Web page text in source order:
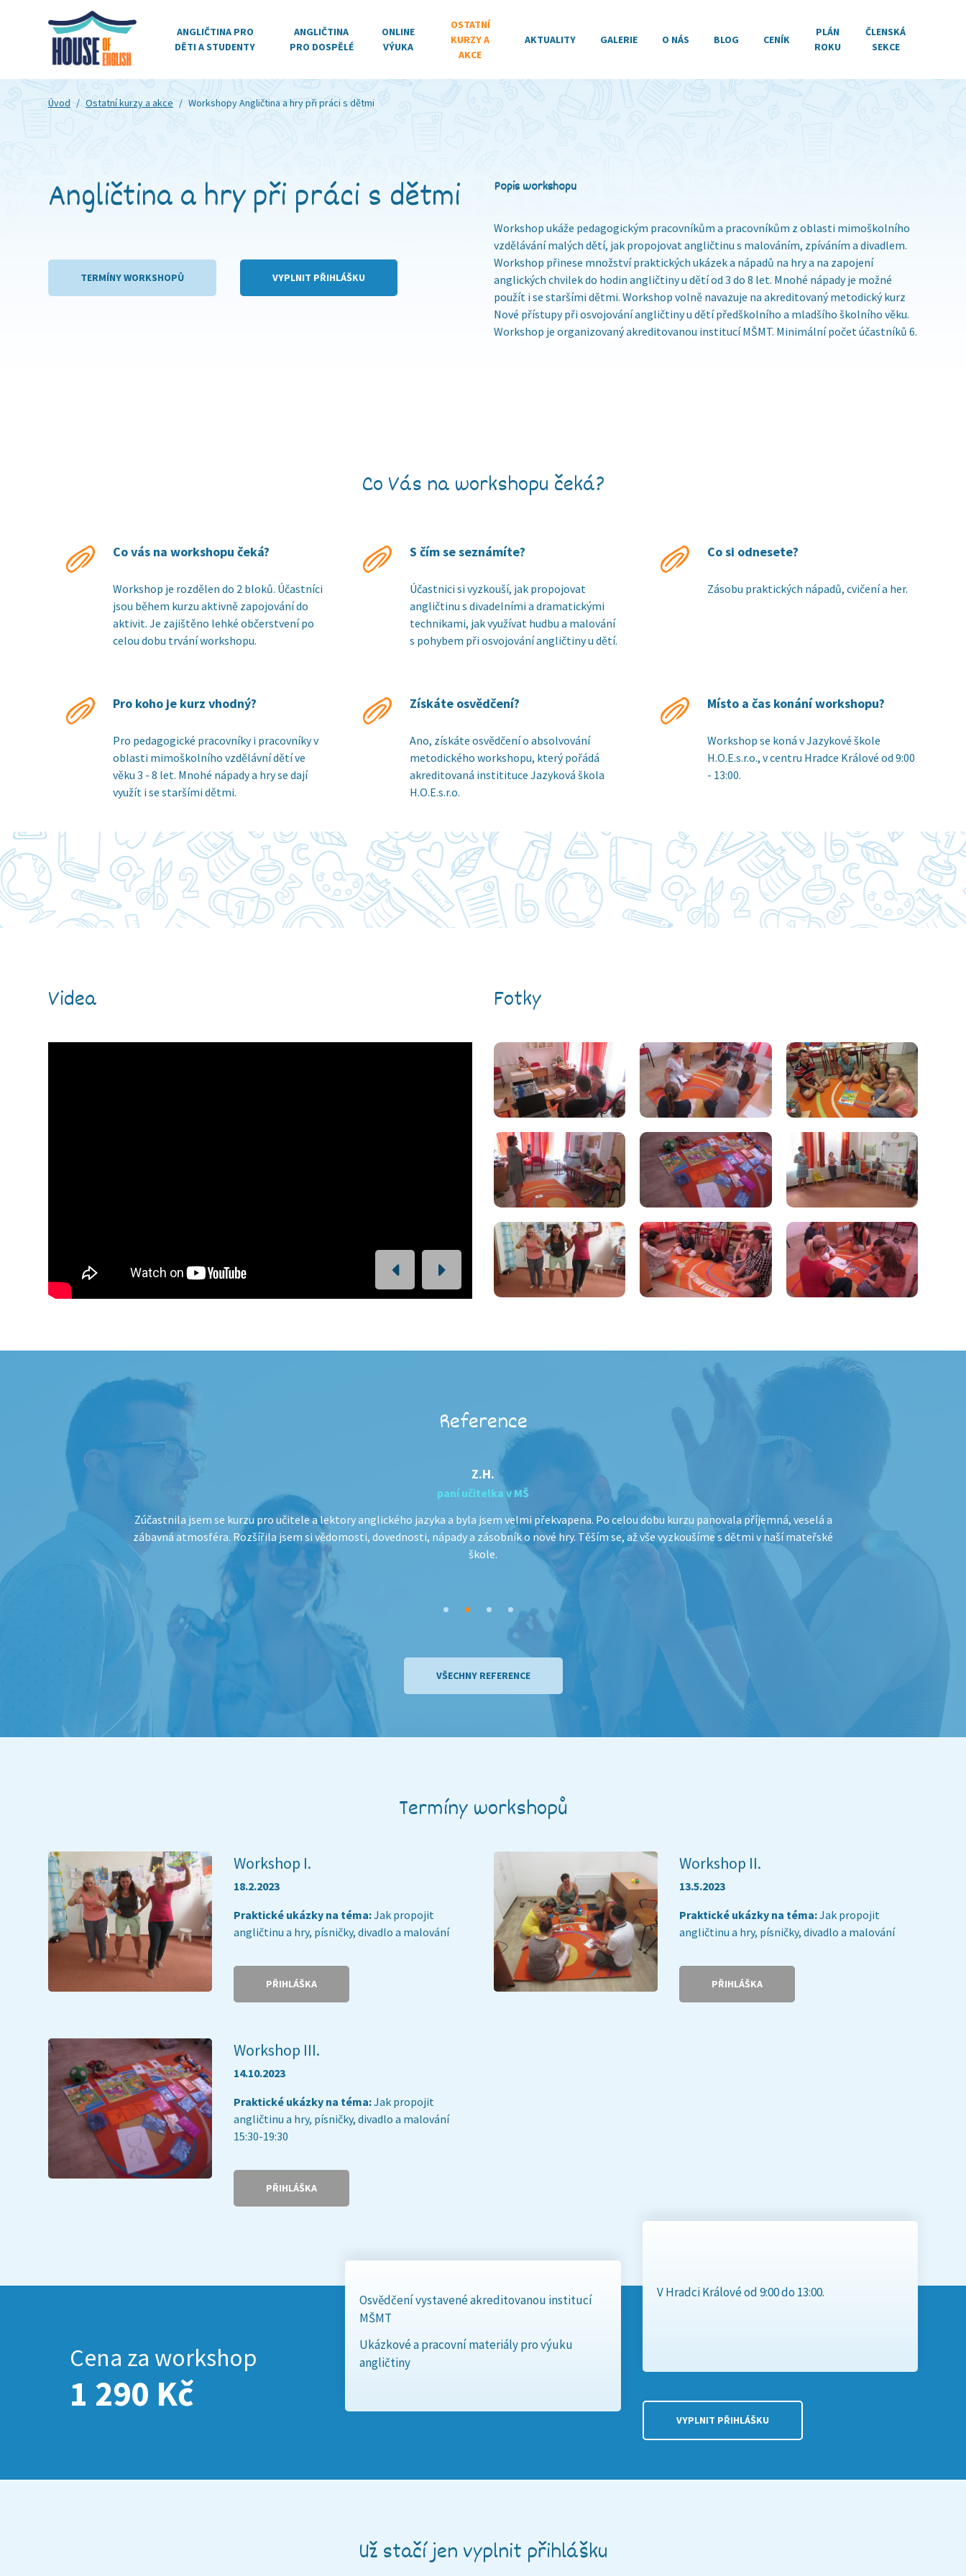
ANGLIČTINA PRO
DĚTI A STUDENTY
ANGLIČTINA
PRO DOSPĚLÉ
ONLINE
VÝUKA
OSTATNÍ
KURZY A
AKCE
AKTUALITY GALERIE O NÁS BLOG CENÍK
PLÁN
ROKU
ČLENSKÁ
SEKCE
Úvod / Ostatní kurzy a akce / WorkshopyAngličtina a hry při práci s dětmi
Angličtina a hry při práci s dětmi
TERMÍNY WORKSHOPŮ VYPLNIT PŘIHLÁŠKU
Popis workshopu
Workshop ukáže pedagogickým pracovníkům a pracovníkům z oblasti mimoškolního
vzdělávání malých dětí, jak propojovat angličtinu s malováním, zpíváním a divadlem.
Workshop přinese množství praktických ukázek a nápadů na hry a na zapojení
anglických chvilek do hodin angličtiny u dětí od 3 do 8 let. Mnohé nápady je možné
použít i se staršími dětmi. Workshop volně navazuje na akreditovaný metodický kurz
Nové přístupy při osvojování angličtiny u dětí předškolního a mladšího školního věku.
Workshop je organizovaný akreditovanou institucí MŠMT. Minimální počet účastníků 6.
Co Vás na workshopu čeká?
Co vás na workshopu čeká?
Workshop je rozdělen do 2 bloků. Účastníci
jsou během kurzu aktivně zapojování do
aktivit. Je zajištěno lehké občerstvení po
celou dobu trvání workshopu.
S čím se seznámíte?
Účastnici si vyzkouší, jak propojovat
angličtinu s divadelními a dramatickými
technikami, jak využívat hudbu a malování
s pohybem při osvojování angličtiny u dětí.
Co si odnesete?
Zásobu praktických nápadů, cvičení a her.
Pro koho je kurz vhodný?
Pro pedagogické pracovníky i pracovníky v
oblasti mimoškolního vzdělávní dětí ve
věku 3 - 8 let. Mnohé nápady a hry se dají
využít i se staršími dětmi.
Získáte osvědčení?
Ano, získáte osvědčení o absolvování
metodického workshopu, který pořádá
akreditovaná institituce Jazyková škola
H.O.E.s.r.o.
Místo a čas konání workshopu?
Workshop se koná v Jazykové škole
H.O.E.s.r.o., v centru Hradce Králové od 9:00
- 13:00.
Videa
PREVIOUS NEXT
Fotky
Reference
mi pomohlo vidět
činností.
Z.H.
paní učitelka v MŠ
Zúčastnila jsem se kurzu pro učitele a lektory anglického jazyka a byla jsem velmi překvapena. Po celou dobu kurzu panovala příjemná, veselá a
zábavná atmosféra. Rozšířila jsem si vědomosti, dovednosti, nápady a zásobník o nové hry. Těším se, až vše vyzkoušíme s dětmi v naší mateřské
škole.
zábavně pracovat, a
VŠECHNY REFERENCE
Termíny workshopů
Workshop I.
18.2.2023
Praktické ukázky na téma:Jak propojit
angličtinu a hry, písničky, divadlo a malování
PŘIHLÁŠKA
Workshop II.
13.5.2023
Praktické ukázky na téma:Jak propojit
angličtinu a hry, písničky, divadlo a malování
PŘIHLÁŠKA
Workshop III.
14.10.2023
Praktické ukázky na téma:Jak propojit
angličtinu a hry, písničky, divadlo a malování
15:30-19:30
PŘIHLÁŠKA
Cena za workshop
1 290 Kč
Osvědčení vystavené akreditovanou institucí
MŠMT
Ukázkové a pracovní materiály pro výuku
angličtiny
V Hradci Králové od 9:00 do 13:00.
VYPLNIT PŘIHLÁŠKU
Už stačí jen vyplnit přihlášku